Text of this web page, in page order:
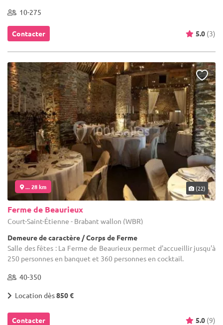
10-275
Contacter 5.0 (3)
... 28 km (22)
Ferme de Beaurieux
Court-Saint-Étienne - Brabant wallon (WBR)
Demeure de caractère / Corps de Ferme
Salle des fêtes : La Ferme de Beaurieux permet d'accueillir jusqu'à
250 personnes en banquet et 360 personnes en cocktail.
40-350
Location dès850 €
Contacter 5.0 (9)